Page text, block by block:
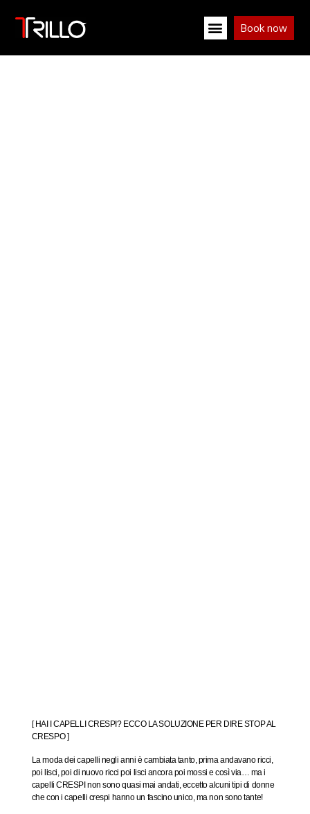
Book now
[ HAI I CAPELLI CRESPI? ECCO LA SOLUZIONE PER DIRESTOPAL
CRESPO ]
La moda dei capelli negli anni è cambiata tanto, prima andavano ricci,
poi lisci, poi di nuovo ricci poi lisci ancora poi mossi e così via… ma i
capelli CRESPI non sono quasi mai andati, eccetto alcuni tipi di donne
che con i capelli crespi hanno un fascino unico, ma non sono tante!